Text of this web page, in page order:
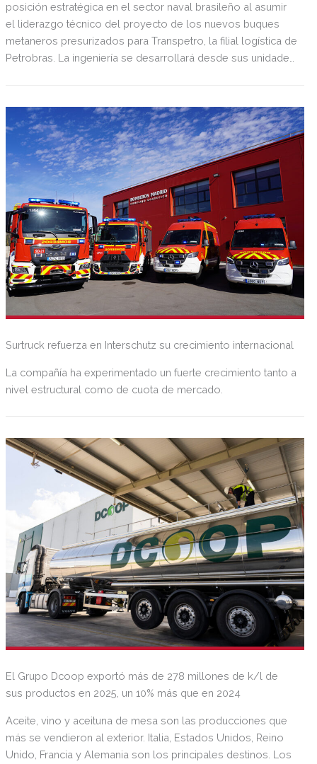
posición estratégica en el sector naval brasileño al asumir
el liderazgo técnico del proyecto de los nuevos buques
metaneros presurizados para Transpetro, la filial logística de
Petrobras. La ingeniería se desarrollará desde sus unidades
de renovación de la flota de la compañía.
Surtruck refuerza en Interschutz su crecimiento internacional
La compañía ha experimentado un fuerte crecimiento tanto a
nivel estructural como de cuota de mercado.
El Grupo Dcoop exportó más de 278 millones de k/l de
sus productos en 2025, un 10% más que en 2024
Aceite, vino y aceituna de mesa son las producciones que
más se vendieron al exterior. Italia, Estados Unidos, Reino
Unido, Francia y Alemania son los principales destinos. Los